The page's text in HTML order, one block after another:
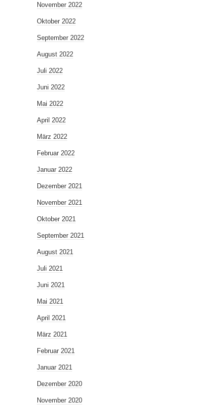
November 2022
Oktober 2022
September 2022
August 2022
Juli 2022
Juni 2022
Mai 2022
April 2022
März 2022
Februar 2022
Januar 2022
Dezember 2021
November 2021
Oktober 2021
September 2021
August 2021
Juli 2021
Juni 2021
Mai 2021
April 2021
März 2021
Februar 2021
Januar 2021
Dezember 2020
November 2020